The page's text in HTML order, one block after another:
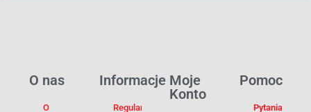
Pomoc
Pytania I
Moje
Konto
Informacje
Regulamin
O nas
O